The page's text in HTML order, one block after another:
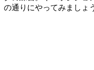
の通りにやってみましょ